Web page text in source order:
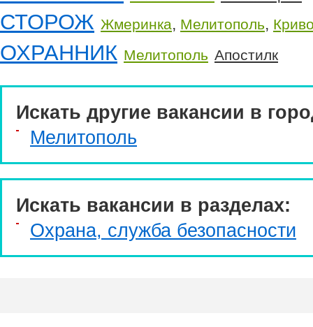
СТОРОЖ Жмеринка, Мелитополь,
ОХРАННИК Мелитополь Апостилк
Искать другие вакансии в
Мелитополь
Искать вакансии в разделах:
Охрана, служба безопасности